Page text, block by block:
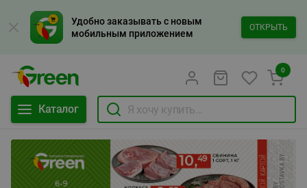
Удобно заказывать с новым
мобильным приложением
ОТКРЫТЬ
Каталог
0